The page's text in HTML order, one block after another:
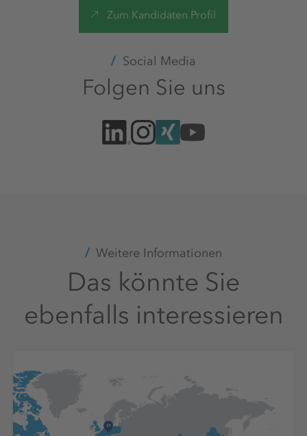
Zum Kandidaten Profil
Social Media
Folgen Sie uns
Weitere Informationen
Das könnte Sie
ebenfalls interessieren